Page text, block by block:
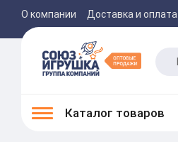
О компании Доставка и оплата
Каталог товаров